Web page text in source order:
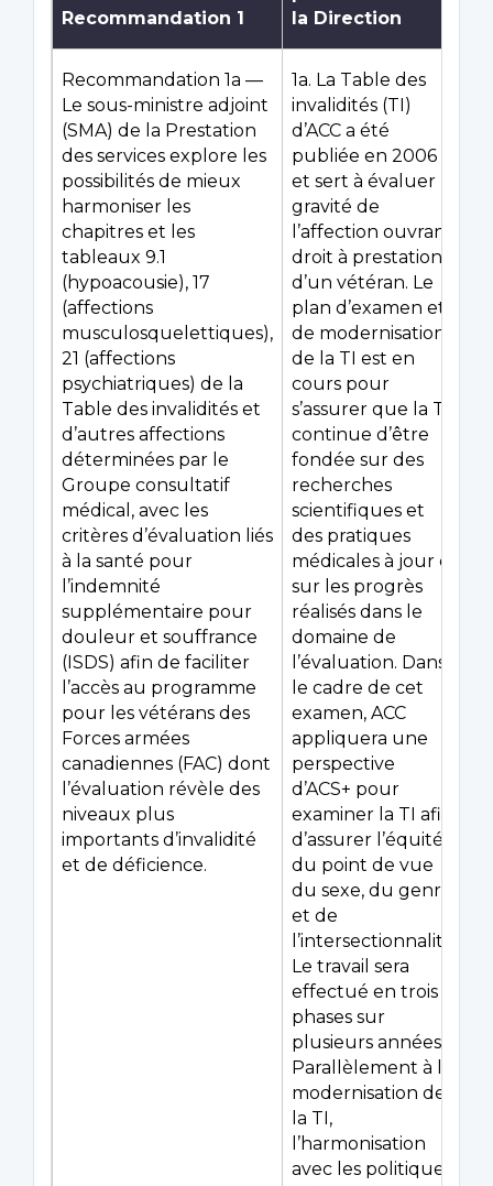
Recommandation 1
la Direction
Recommandation 1a —
Le sous-ministre adjoint
(SMA) de la Prestation
des services explore les
possibilités de mieux
harmoniser les
chapitres et les
tableaux 9.1
(hypoacousie), 17
(affections
musculosquelettiques),
21 (affections
psychiatriques) de la
Table des invalidités et
d’autres affections
déterminées par le
Groupe consultatif
médical, avec les
critères d’évaluation liés
à la santé pour
l’indemnité
supplémentaire pour
douleur et souffrance
(ISDS) afin de faciliter
l’accès au programme
pour les vétérans des
Forces armées
canadiennes (FAC) dont
l’évaluation révèle des
niveaux plus
importants d’invalidité
et de déficience.
1a. La Table des
invalidités (TI)
d’ACC a été
publiée en 2006
et sert à évaluer la
gravité de
l’affection ouvrant
droit à prestation
d’un vétéran. Le
plan d’examen et
de modernisation
de la TI est en
cours pour
s’assurer que la TI
continue d’être
fondée sur des
recherches
scientifiques et
des pratiques
médicales à jour et
sur les progrès
réalisés dans le
domaine de
l’évaluation. Dans
le cadre de cet
examen, ACC
appliquera une
perspective
d’ACS+ pour
examiner la TI afin
d’assurer l’équité
du point de vue
du sexe, du genre
et de
l’intersectionnalité.
Le travail sera
effectué en trois
phases sur
plusieurs années.
Parallèlement à la
modernisation de
la TI,
l’harmonisation
avec les politiques